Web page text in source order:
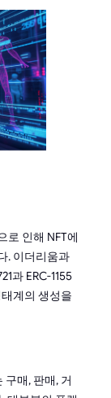
로 인해 NFT에
. 이더리움과
과 ERC-1155
계의 생성을
구매, 판매, 거